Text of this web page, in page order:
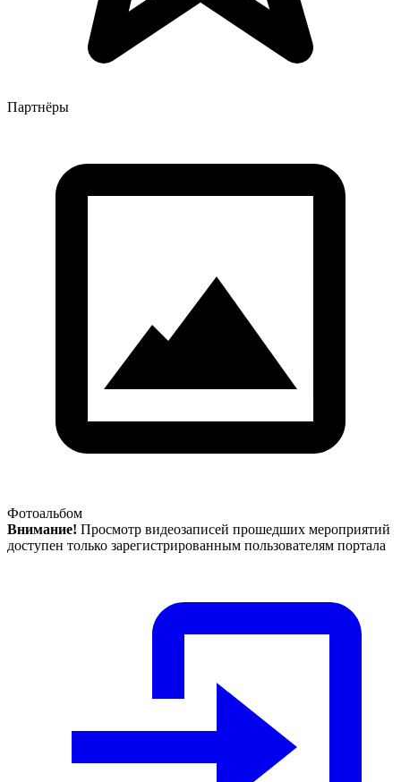
Партнёры
Фотоальбом
Внимание! Просмотр видеозаписей прошедших мероприятий
доступен только зарегистрированным пользователям портала